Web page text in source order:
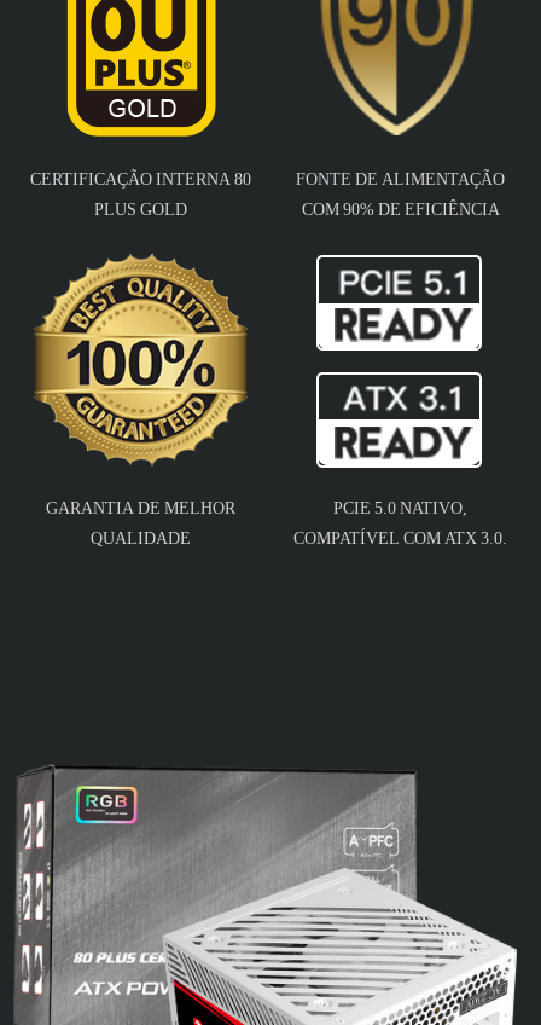
CERTIFICAÇÃO INTERNA 80
PLUS GOLD
FONTE DE ALIMENTAÇÃO
COM 90% DE EFICIÊNCIA
GARANTIA DE MELHOR
QUALIDADE
PCIE 5.0 NATIVO,
COMPATÍVEL COM ATX 3.0.